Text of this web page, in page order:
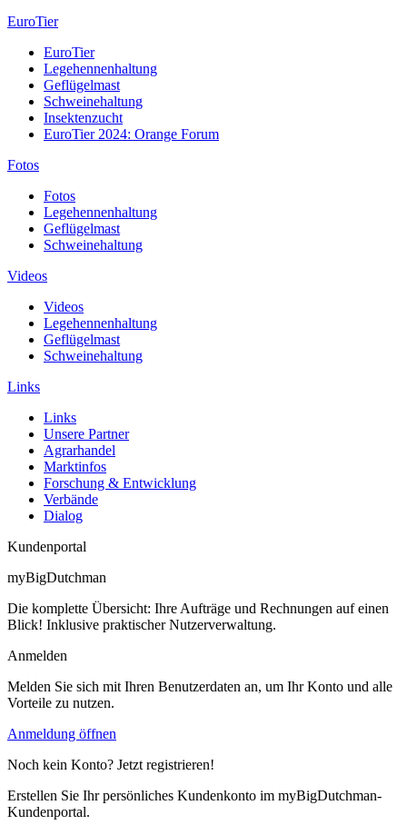
EuroTier
EuroTier
Legehennenhaltung
Geflügelmast
Schweinehaltung
Insektenzucht
EuroTier 2024: Orange Forum
Fotos
Fotos
Legehennenhaltung
Geflügelmast
Schweinehaltung
Videos
Videos
Legehennenhaltung
Geflügelmast
Schweinehaltung
Links
Links
Unsere Partner
Agrarhandel
Marktinfos
Forschung & Entwicklung
Verbände
Dialog
Kundenportal
myBigDutchman
Die komplette Übersicht: Ihre Aufträge und Rechnungen auf einen
Blick! Inklusive praktischer Nutzerverwaltung.
Anmelden
Melden Sie sich mit Ihren Benutzerdaten an, um Ihr Konto und alle
Vorteile zu nutzen.
Anmeldung öffnen
Noch kein Konto? Jetzt registrieren!
Erstellen Sie Ihr persönliches Kundenkonto im myBigDutchman-
Kundenportal.